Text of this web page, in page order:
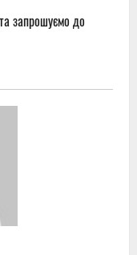
запрошуємо до